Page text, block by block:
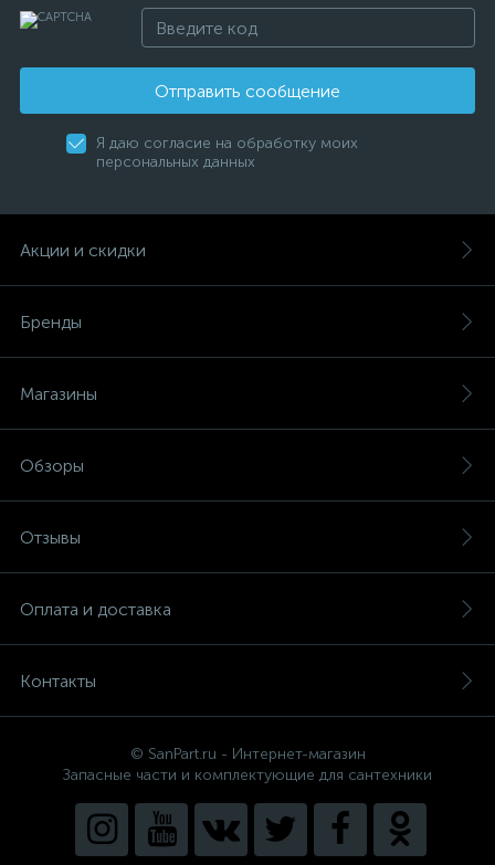
Отправить сообщение
Я даю согласие на обработку моих
персональных данных
Акции и скидки
Бренды
Магазины
Обзоры
Отзывы
Оплата и доставка
Контакты
© SanPart.ru - Интернет-магазин
Запасные части и комплектующие для сантехники